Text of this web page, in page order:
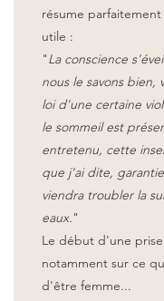
résume
utile :
"La conscience
nous le savons bien,
loi d'une certaine
le sommeil est
entretenu, cette
que j'ai dite,
viendra troubler la
eaux."
Le début d'une
notamment sur ce
d'être femme...